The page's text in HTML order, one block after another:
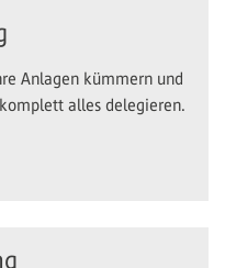
Anlagen kümmern und
alles delegieren.